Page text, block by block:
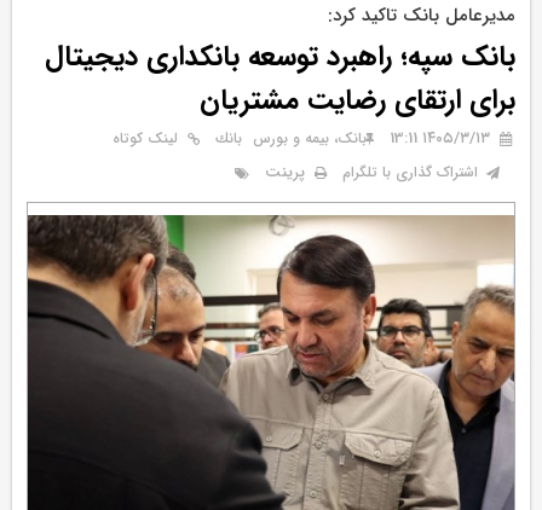
مدیرعامل بانک تاکید کرد:
بانک سپه؛ راهبرد توسعه بانکداری دیجیتال
برای ارتقای رضایت مشتریان
۱۴۰۵/۳/۱۳ 13:11 بانک، بیمه و بورس بانك
لینک کوتاه
اشتراک گذاری با تلگرام
پرینت